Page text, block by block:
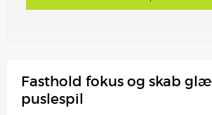
Fasthold fokus og skab
puslespil